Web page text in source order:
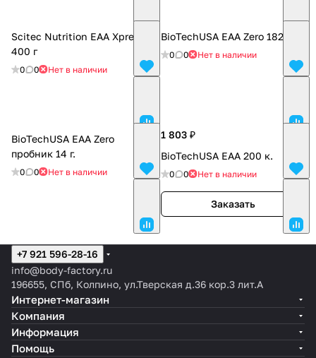
Scitec Nutrition EAA Xpress
400 г
0 0 Нет в наличии
BioTechUSA EAA Zero 182 г.
0 0 Нет в наличии
BioTechUSA EAA Zero
пробник 14 г.
0 0 Нет в наличии
1 803 ₽
BioTechUSA EAA 200 к.
0 0 Нет в наличии
Заказать
+7 921 596-28-16
info@body-factory.ru
196655, СПб, Колпино, ул.Тверская д.36 кор.3 лит.А
Интернет-магазин
Компания
Информация
Помощь